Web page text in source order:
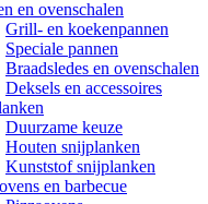
en ovenschalen
Grill- en koekenpannen
Speciale pannen
Braadsledes en ovenschalen
Deksels en accessoires
Duurzame keuze
Houten snijplanken
Kunststof snijplanken
en barbecue